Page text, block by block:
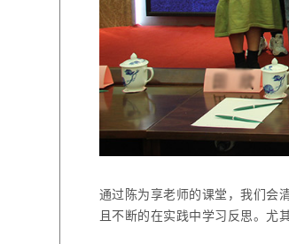
通过陈为享老师的课堂，我们会
且不断的在实践中学习反思。尤